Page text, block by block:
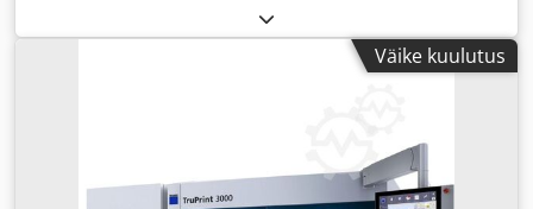
Väike kuulutus